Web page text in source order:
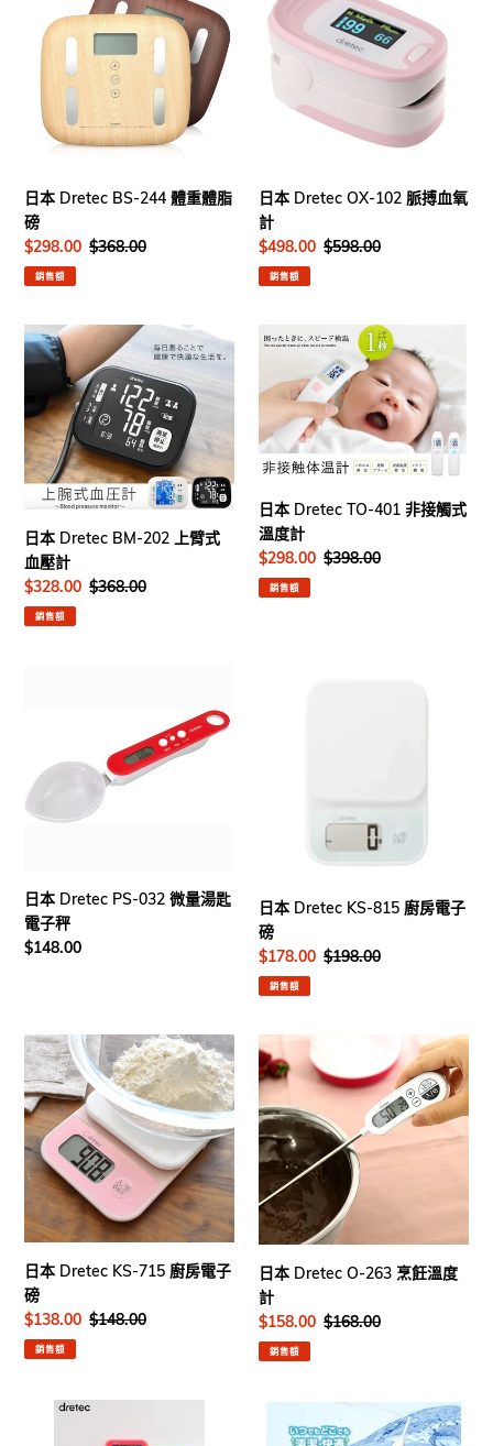
Dretec
BS-
磅
日本 Dretec BS-244 體重體脂
磅
售
價
$298.00 定
$368.00
銷售額
Dretec
OX-
102
脈
計
日本 Dretec OX-102 脈搏血氧
計
售
價
$498.00 定
$598.00
銷售額
日
本
Dretec
BM-
202
上
臂
血
壓
計
日本 Dretec BM-202 上臂式
血壓計
售
價
$328.00 定
$368.00
銷售額
日
Dretec
TO-
401
非
接
觸
式
溫
度
計
日本 Dretec TO-401 非接觸式
溫度計
售
價
$298.00 定
$398.00
銷售額
032
微
量
電
子
秤
日本 Dretec PS-032 微量湯匙
電子秤
定
$148.00
日本 Dretec KS-815 廚房電子
磅
售
價
$178.00 定
$198.00
銷售額
日
本
Dretec
KS-
715
廚
電
子
磅
日本 Dretec KS-715 廚房電子
磅
售
價
$138.00 定
$148.00
銷售額
日
本
Dretec
O-
263
烹
飪
溫
度
計
日本 Dretec O-263 烹飪溫度
計
售
價
$158.00 定
$168.00
銷售額